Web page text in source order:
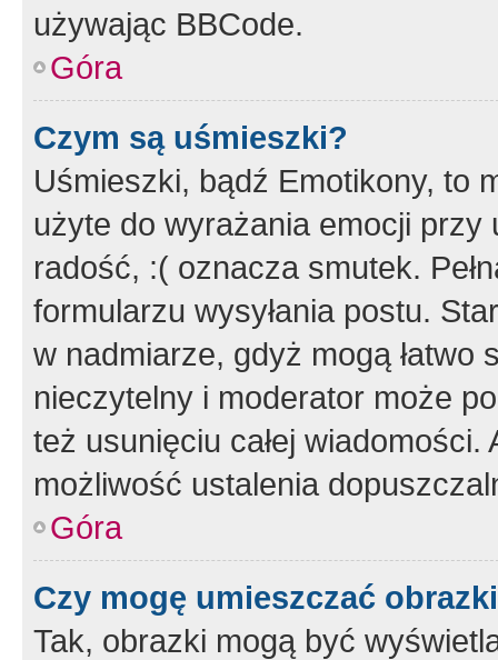
używając BBCode.
Góra
Czym są uśmieszki?
Uśmieszki, bądź Emotikony, to
użyte do wyrażania emocji
radość, :( oznacza smutek.
formularzu wysyłania postu.
w nadmiarze, gdyż mogą
nieczytelny i moderator może
też usunięciu całej
możliwość ustalenia
Góra
Czy mogę umieszczać
Tak, obrazki mogą być